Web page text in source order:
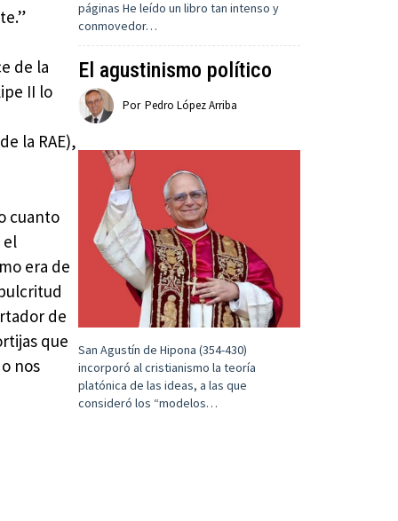
de la
II lo
la RAE),
cuanto
el
era de
de
que
nos
páginas He leído un libro tan intenso y
conmovedor…
El agustinismo político
Por Pedro López Arriba
San Agustín de Hipona (354-430)
incorporó al cristianismo la teoría
platónica de las ideas, a las que
consideró los “modelos…